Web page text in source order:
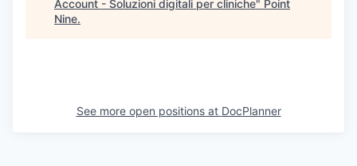
Account - Soluzioni digitali per cliniche" Point
Nine.
See more open positions at DocPlanner